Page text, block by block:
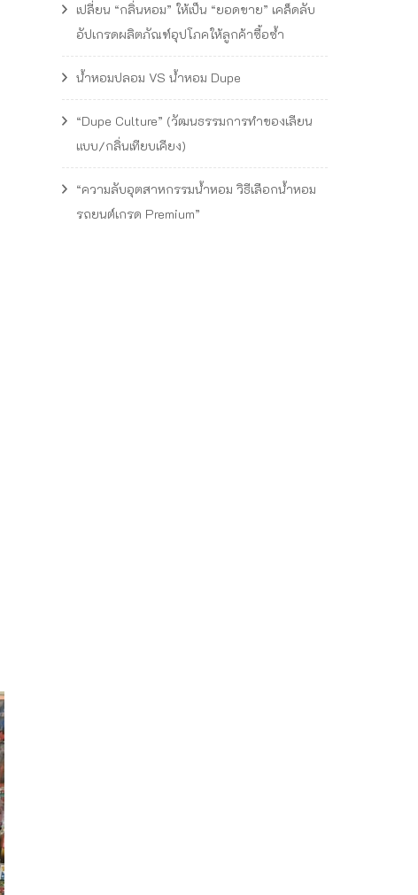
เปลี่ยน “กลิ่นหอม” ให้เป็น “ยอดขาย” เคล็ดลับ
อัปเกรดผลิตภัณฑ์อุปโภคให้ลูกค้าซื้อซ้ำ
น้ำหอมปลอม VS น้ำหอม Dupe
“Dupe Culture” (วัฒนธรรมการทำของเลียน
แบบ/กลิ่นเทียบเคียง)
“ความลับอุตสาหกรรมน้ำหอม วิธีเลือกน้ำหอม
รถยนต์เกรด Premium”